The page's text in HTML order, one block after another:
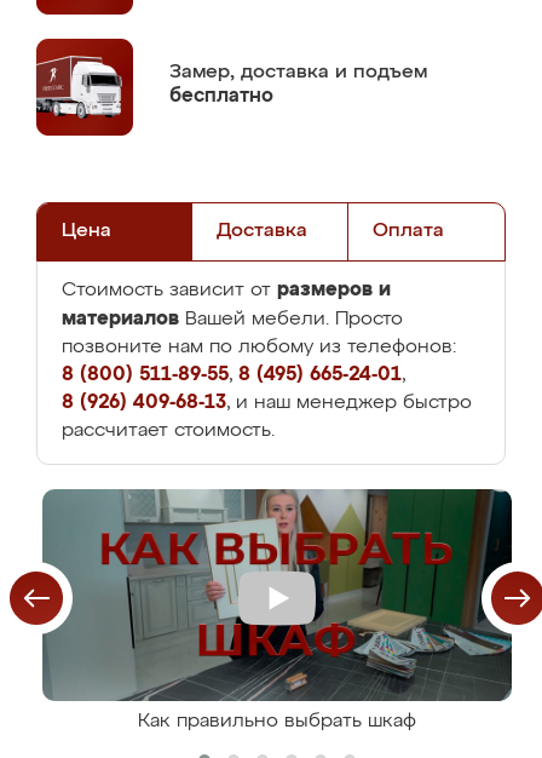
Замер, доставка и подъем
бесплатно
Цена Доставка Оплата
Стоимость зависит от размеров и
материалов Вашей мебели. Просто
позвоните нам по любому из телефонов:
8 (800) 511-89-55, 8 (495) 665-24-01,
8 (926) 409-68-13, и наш менеджер быстро
рассчитает стоимость.
Как правильно выбрать шкаф